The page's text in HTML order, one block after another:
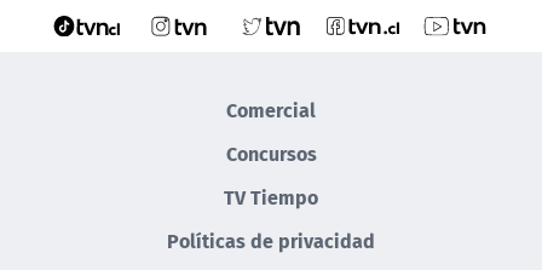
Comercial
Concursos
TV Tiempo
Políticas de privacidad